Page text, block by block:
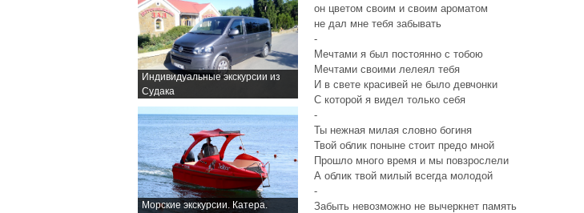
Индивидуальные экскурсии из
Судака
Морские экскурсии. Катера.
он цветом своим и своим ароматом
не дал мне тебя забывать
-
Мечтами я был постоянно с тобою
Мечтами своими лелеял тебя
И в свете красивей не было девчонки
С которой я видел только себя
-
Ты нежная милая словно богиня
Твой облик поныне стоит предо мной
Прошло много время и мы повзрослели
А облик твой милый всегда молодой
-
Забыть невозможно не вычеркнет память